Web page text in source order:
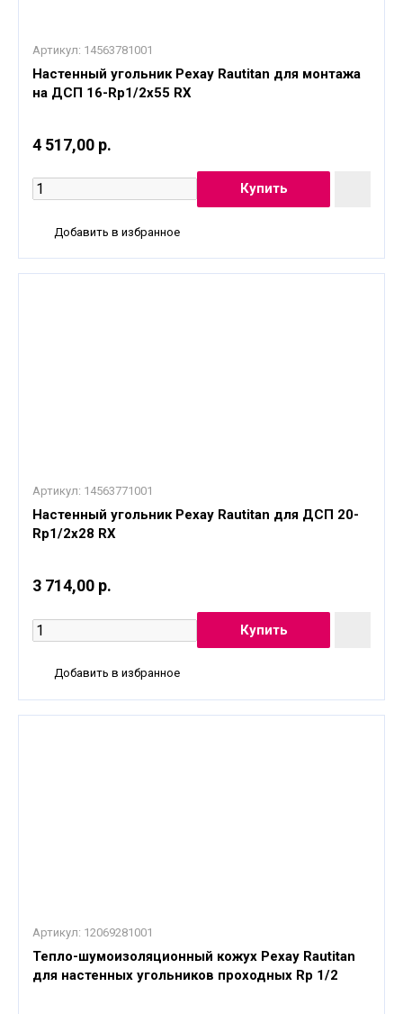
Артикул: 14563781001
Настенный угольник Рехау Rautitan для монтажа
на ДСП 16-Rp1/2x55 RX
4 517,00 р.
Добавить в избранное
Артикул: 14563771001
Настенный угольник Рехау Rautitan для ДСП 20-
Rp1/2x28 RX
3 714,00 р.
Добавить в избранное
Артикул: 12069281001
Тепло-шумоизоляционный кожух Рехау Rautitan
для настенных угольников проходных Rp 1/2